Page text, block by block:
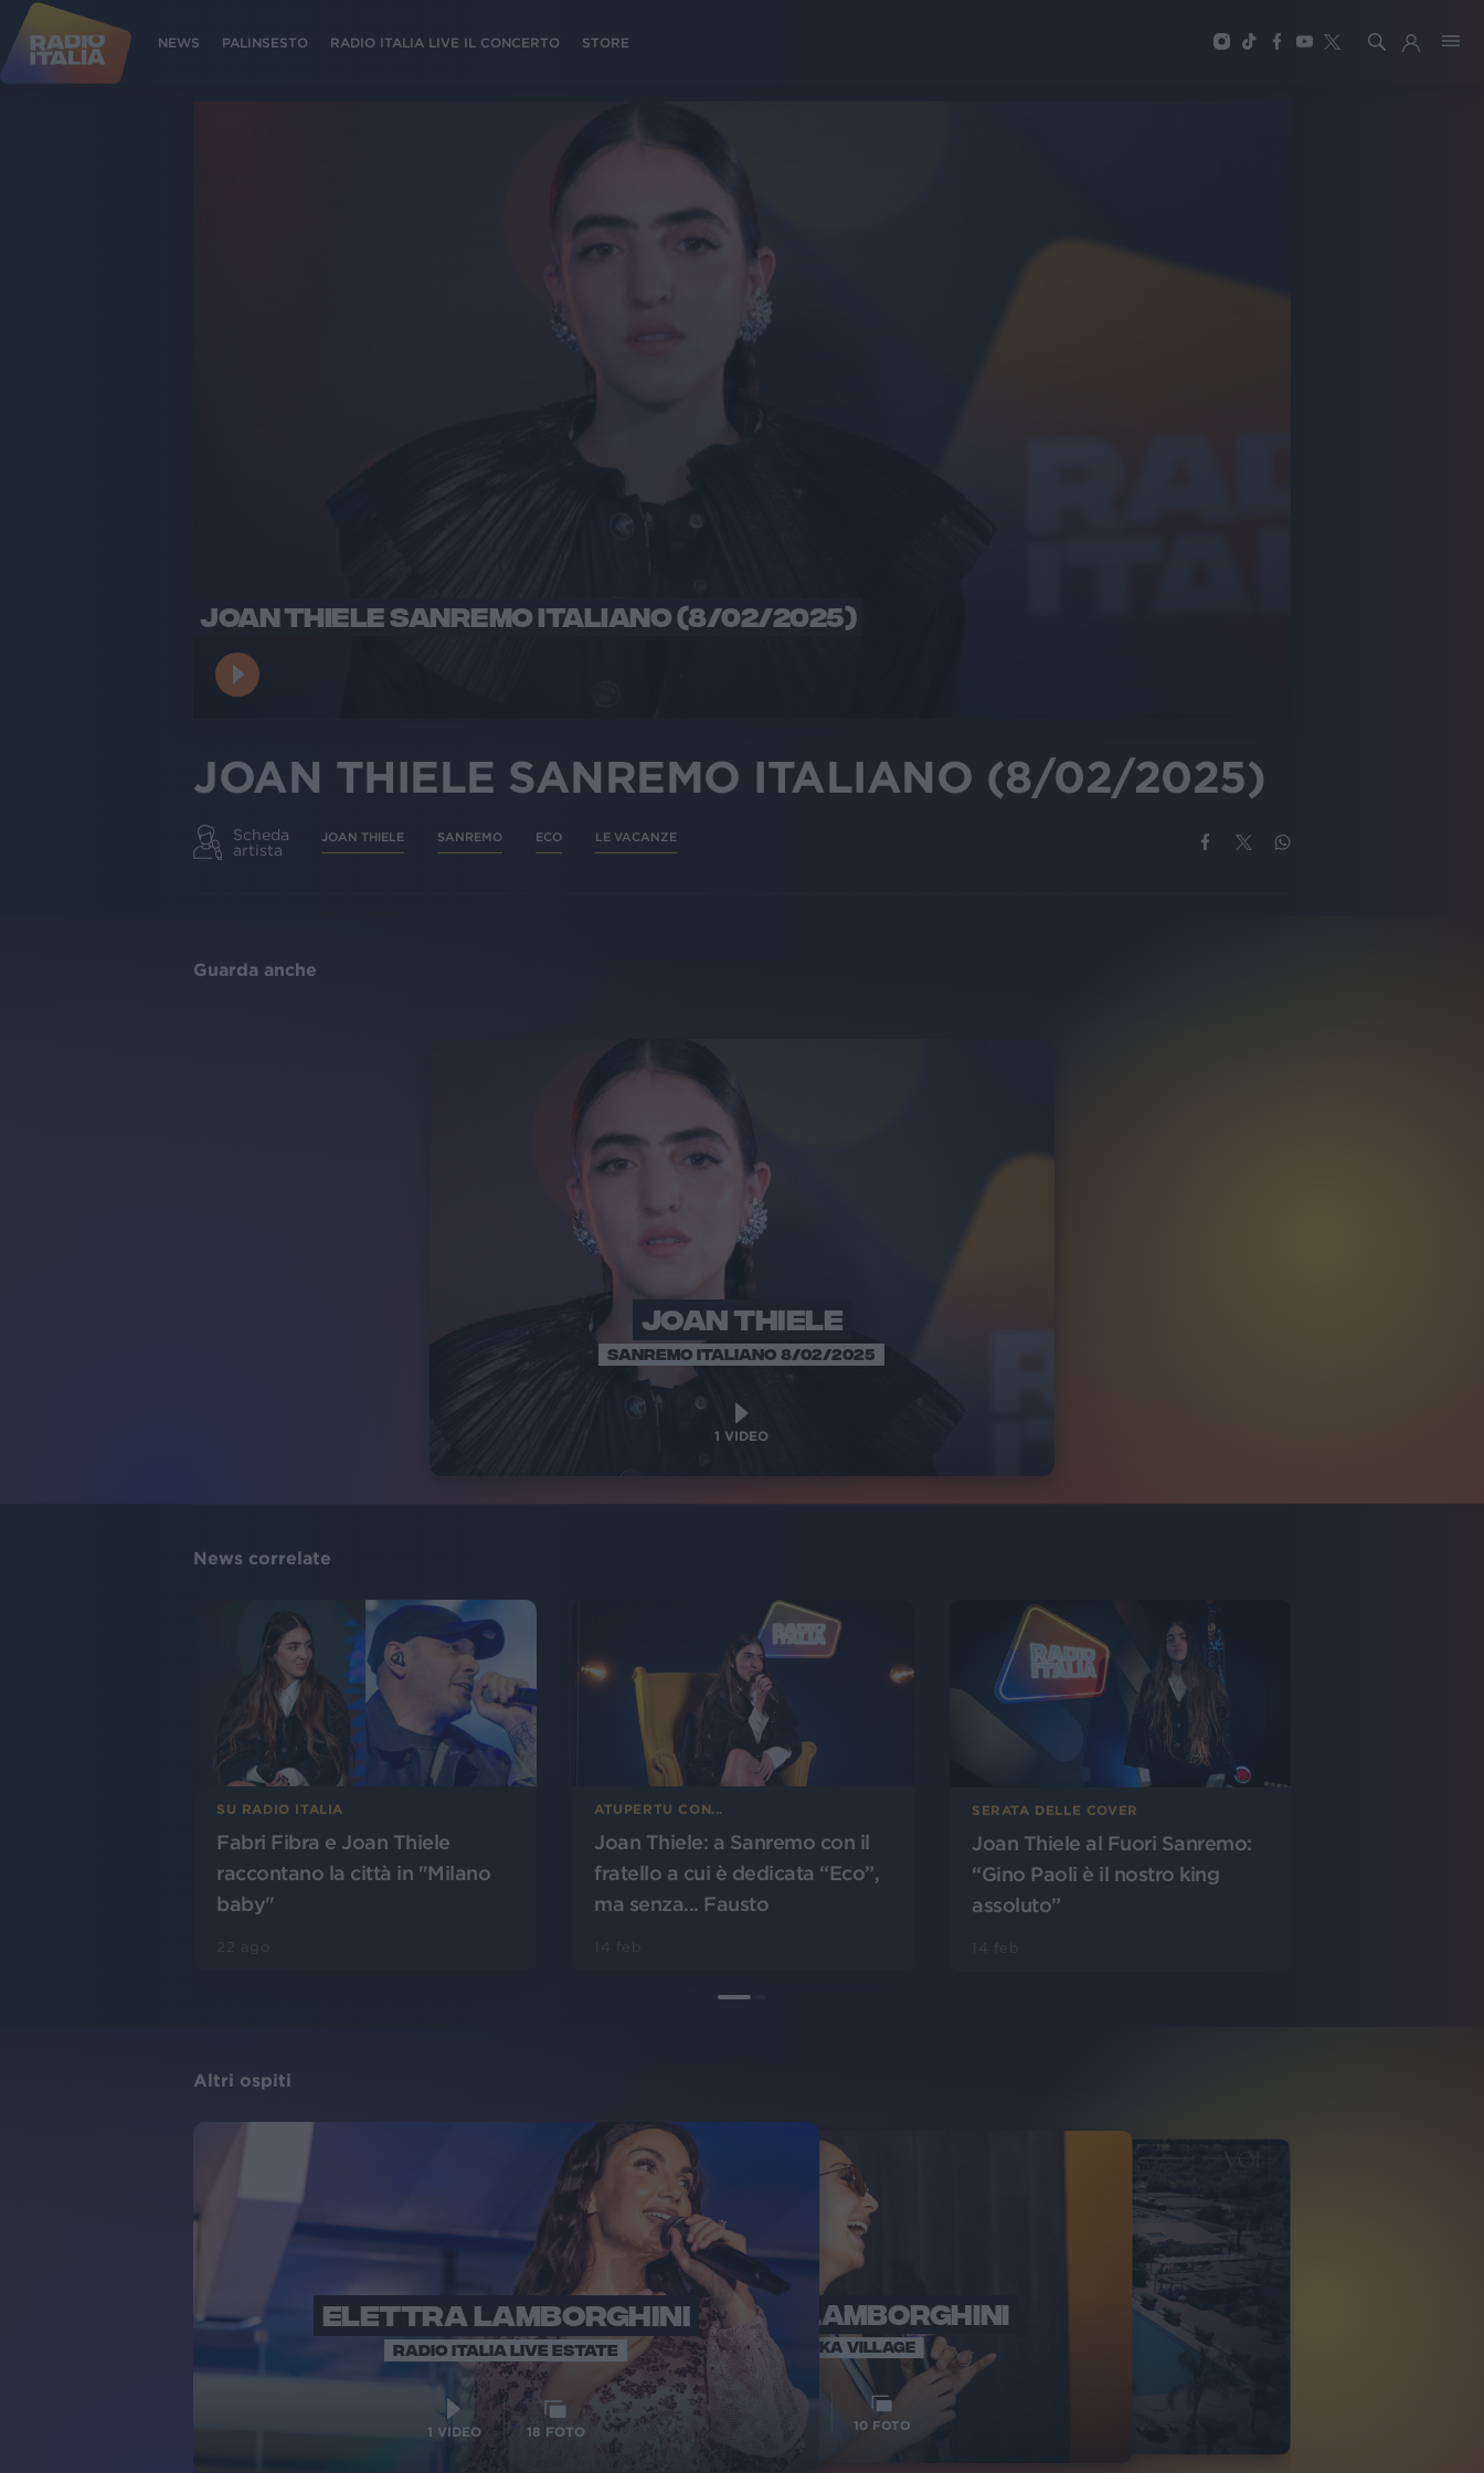
NEWS PALINSESTO RADIO ITALIA LIVE IL CONCERTO STORE
JOAN THIELE SANREMO ITALIANO (8/02/2025)
JOAN THIELE SANREMO ITALIANO (8/02/2025)
Scheda
artista
JOAN THIELE SANREMO ECO LE VACANZE
Guarda anche
JOAN THIELE
SANREMO ITALIANO 8/02/2025
1 VIDEO
News correlate
SU RADIO ITALIA
Fabri Fibra e Joan Thiele
raccontano la città in "Milano
baby"
ATUPERTU CON...
Joan Thiele: a Sanremo con il
fratello a cui è dedicata “Eco”,
ma senza... Fausto
SERATA DELLE COVER
Joan Thiele al Fuori Sanremo:
“Gino Paoli è il nostro king
assoluto”
Altri ospiti
ELETTRA LAMBORGHINI
RADIO ITALIA LIVE ESTATE
1 VIDEO 18 FOTO
ELETTRA LAMBORGHINI
VOI TANKA VILLAGE
10 FOTO
RADIO ITALIA
VOI TANKA VILLAGE